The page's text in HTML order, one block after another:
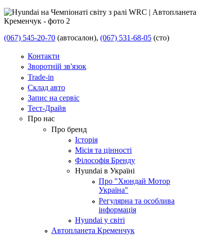
(067) 545-20-70 (автосалон), (067) 531-68-05 (сто)
Контакти
Зворотній зв'язок
Trade-in
Склад авто
Запис на сервіс
Тест-Драйв
Про нас
Про бренд
Історія
Місія та цінності
Філософія Бренду
Hyundai в Україні
Про "Хюндай Мотор
Україна"
Регулярна та особлива
інформація
Hyundai у світі
Автопланета Кременчук